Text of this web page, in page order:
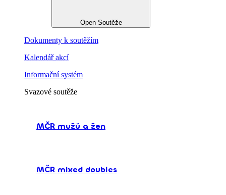
Open Soutěže
Dokumenty k soutěžím
Kalendář akcí
Informační systém
Svazové soutěže
MČR mužů a žen
MČR mixed doubles